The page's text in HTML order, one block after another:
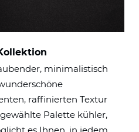
minimalistisch
raffinierten Textur
Palette kühler,